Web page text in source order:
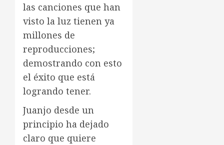
las canciones que han
visto la luz tienen ya
millones de
reproducciones;
demostrando con esto
el éxito que está
logrando tener.
Juanjo desde un
principio ha dejado
claro que quiere